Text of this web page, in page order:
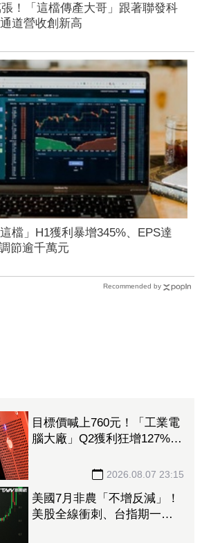
！「這檔傳產大哥」跟著聯發科
道營收創新高
檔」H1獲利暴增345%、EPS達
節逾千萬元
Recommended by
目標價喊上760元！「工業電
腦大廠」Q2獲利狂增127%
2026.08.07 23:15
美國7月非農「不增反減」！
美股全線衝刺、台指期一度